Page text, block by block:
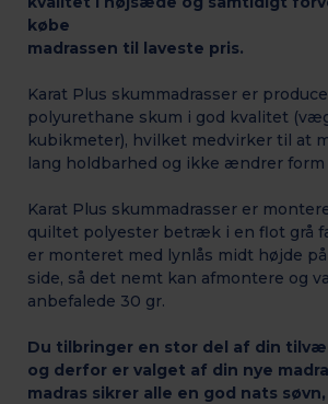
købe
madrassen til laveste pris.
Karat Plus skummadrasser er
polyurethane skum i god kvalitet
kubikmeter), hvilket medvirker til at
lang holdbarhed og ikke ændrer form
Karat Plus skummadrasser er
quiltet polyester betræk i en flot grå
er monteret med lynlås midt højde
side, så det nemt kan afmontere og
anbefalede 30 gr.
Du tilbringer en stor del af din
og derfor er valget af din nye
madras sikrer alle en god nats